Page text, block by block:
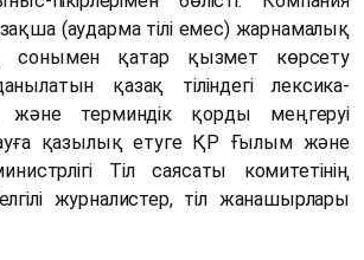
(аударма тілі емес) жарнамалық
сонымен қатар қызмет көрсету
қазақ тіліндегі лексика-
және терминдік қорды меңгеруі
қазылық етуге ҚР Ғылым және
Тіл саясаты комитетінің
журналистер, тіл жанашырлары